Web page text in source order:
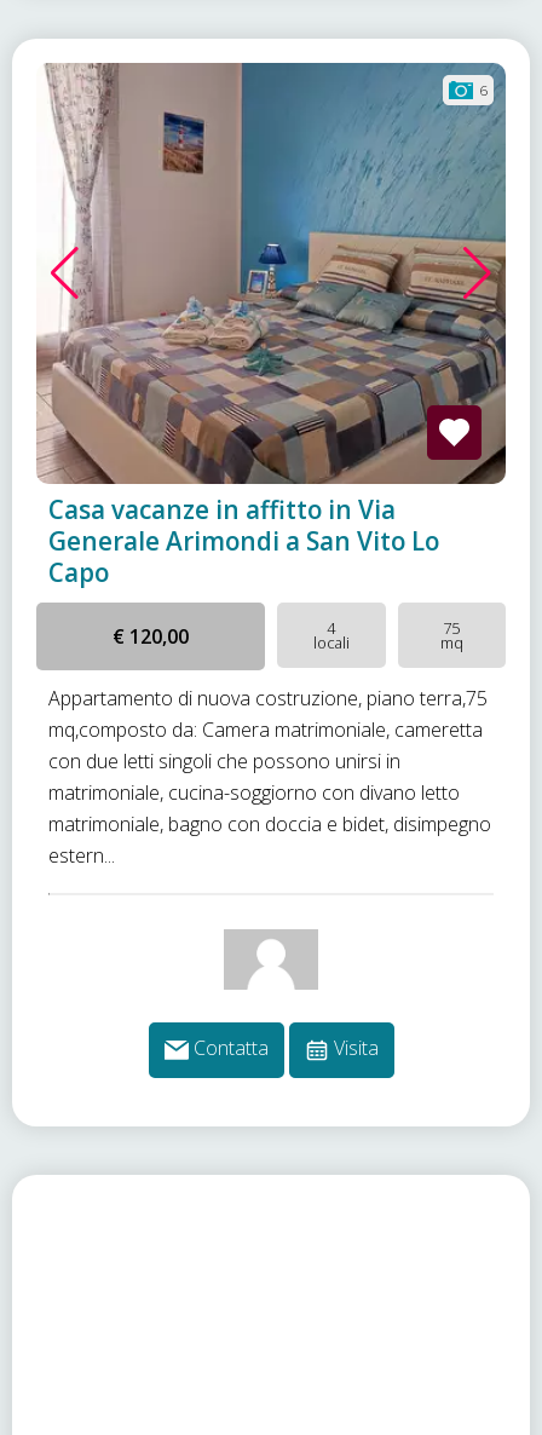
6
Casa vacanze in affitto in Via
Generale Arimondi a San Vito Lo
Capo
€ 120,00 4
locali
75
mq
Appartamento di nuova costruzione, piano terra,75
mq,composto da: Camera matrimoniale, cameretta
con due letti singoli che possono unirsi in
matrimoniale, cucina-soggiorno con divano letto
matrimoniale, bagno con doccia e bidet, disimpegno
estern...
Contatta Visita